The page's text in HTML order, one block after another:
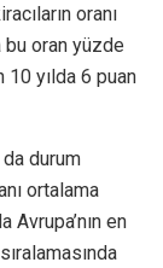
oranı
oran yüzde
10 yılda 6 puan
durum
ortalama
Avrupa’nın en